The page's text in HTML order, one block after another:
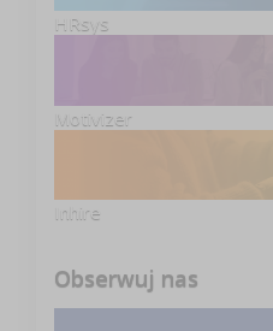
HRsys
Motivizer
Inhire
Obserwuj nas